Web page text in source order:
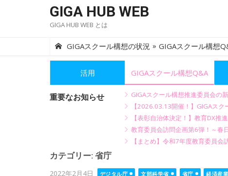
GIGA HUB WEB
GIGA HUB WEB とは
GIGAスクール構想の状況 » GIGAスクール構想
活用 GIGAスクール構想Q&A
重要なお知らせ
GIGAスクール構想推進委員会の
【2026.03.13開催！】GIGAス
【表彰自治体決定！】教育DX推
教育委員会訪問企画第6弾！～
【まとめ】令和7年度教育委員会
カテゴリー: 省庁
Posted
2022年2月4日 デジタル庁 文部科学省 省庁 経済産